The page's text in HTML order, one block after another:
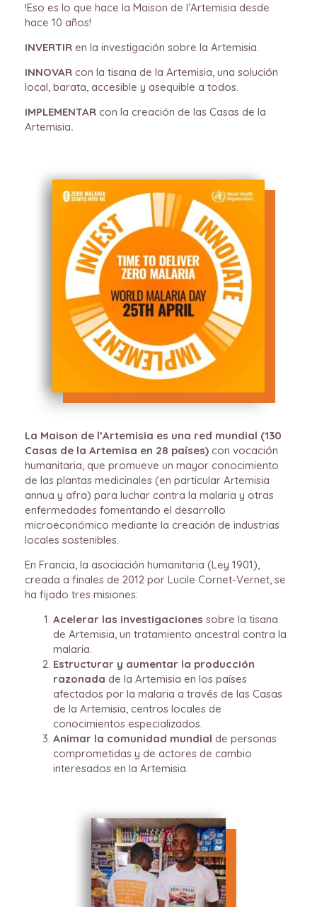
!Eso es lo que hace la Maison de l’Artemisia desde
hace 10 años!
INVERTIR en la investigación sobre la Artemisia.
INNOVAR con la tisana de la Artemisia, una solución
local, barata, accesible y asequible a todos.
IMPLEMENTAR con la creación de las Casas de la
Artemisia.
La Maison de l’Artemisia es una red mundial (130
Casas de la Artemisa en 28 países) con vocación
humanitaria, que promueve un mayor conocimiento
de las plantas medicinales (en particular Artemisia
annua y afra) para luchar contra la malaria y otras
enfermedades fomentando el desarrollo
microeconómico mediante la creación de industrias
locales sostenibles.
En Francia, la asociación humanitaria (Ley 1901),
creada a finales de 2012 por Lucile Cornet-Vernet, se
ha fijado tres misiones:
Acelerar las investigaciones sobre la tisana
de Artemisia, un tratamiento ancestral contra la
malaria.
Estructurar y aumentar la producción
razonada de la Artemisia en los países
afectados por la malaria a través de las Casas
de la Artemisia, centros locales de
conocimientos especializados.
Animar la comunidad mundial de personas
comprometidas y de actores de cambio
interesados en la Artemisia.